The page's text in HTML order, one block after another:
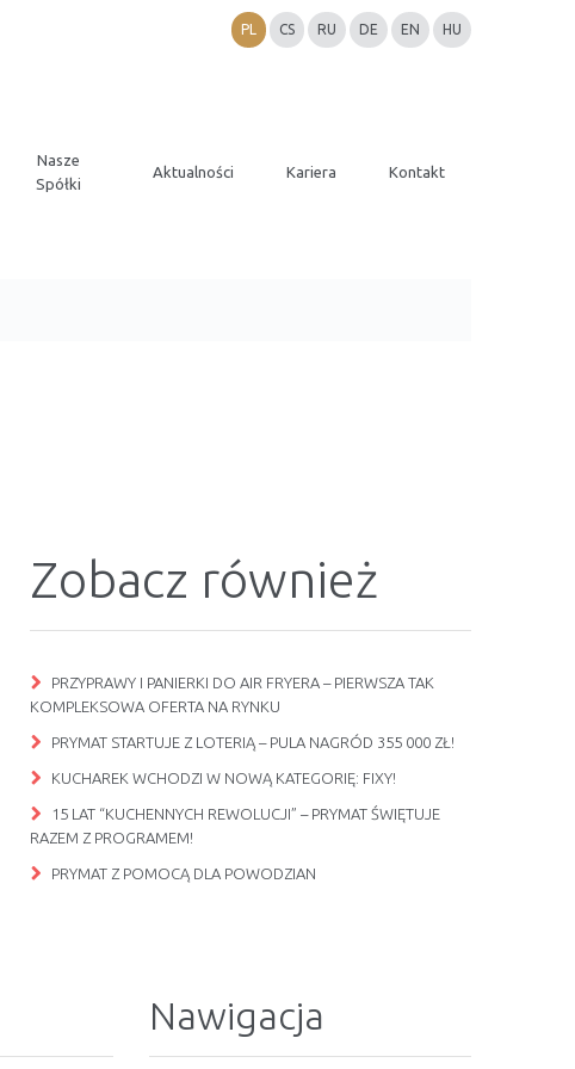
PL CS RU DE EN HU
Nasze
Spółki
Aktualności Kariera Kontakt
Zobacz również
PRZYPRAWY I PANIERKI DO AIR FRYERA – PIERWSZA TAK
KOMPLEKSOWA OFERTA NA RYNKU
PRYMAT STARTUJE Z LOTERIĄ – PULA NAGRÓD 355 000 ZŁ!
KUCHAREK WCHODZI W NOWĄ KATEGORIĘ: FIXY!
15 LAT “KUCHENNYCH REWOLUCJI” – PRYMAT ŚWIĘTUJE
RAZEM Z PROGRAMEM!
PRYMAT Z POMOCĄ DLA POWODZIAN
Nawigacja